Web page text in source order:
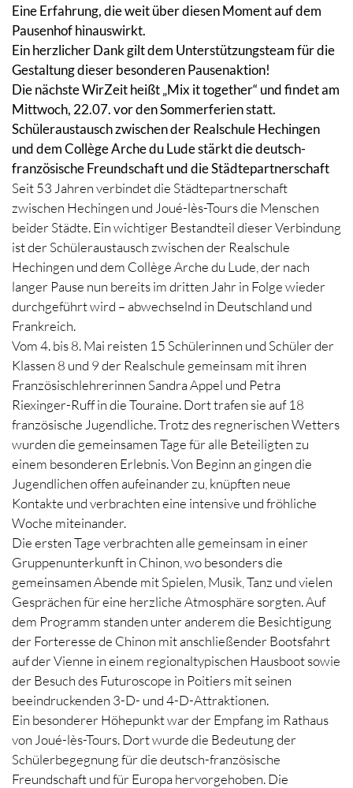
Eine Erfahrung, die weit über diesen Moment auf dem
Pausenhof hinauswirkt.
Ein herzlicher Dank gilt dem Unterstützungsteam für die
Gestaltung dieser besonderen Pausenaktion!
Die nächste WirZeit heißt „Mix it together“ und findet am
Mittwoch, 22.07. vor den Sommerferien statt.
Schüleraustausch zwischen der Realschule Hechingen
und dem Collège Arche du Lude stärkt die deutsch-
französische Freundschaft und die Städtepartnerschaft
Seit 53 Jahren verbindet die Städtepartnerschaft
zwischen Hechingen und Joué-lès-Tours die Menschen
beider Städte. Ein wichtiger Bestandteil dieser Verbindung
ist der Schüleraustausch zwischen der Realschule
Hechingen und dem Collège Arche du Lude, der nach
langer Pause nun bereits im dritten Jahr in Folge wieder
durchgeführt wird – abwechselnd in Deutschland und
Frankreich.
Vom 4. bis 8. Mai reisten 15 Schülerinnen und Schüler der
Klassen 8 und 9 der Realschule gemeinsam mit ihren
Französischlehrerinnen Sandra Appel und Petra
Riexinger-Ruff in die Touraine. Dort trafen sie auf 18
französische Jugendliche. Trotz des regnerischen Wetters
wurden die gemeinsamen Tage für alle Beteiligten zu
einem besonderen Erlebnis. Von Beginn an gingen die
Jugendlichen offen aufeinander zu, knüpften neue
Kontakte und verbrachten eine intensive und fröhliche
Woche miteinander.
Die ersten Tage verbrachten alle gemeinsam in einer
Gruppenunterkunft in Chinon, wo besonders die
gemeinsamen Abende mit Spielen, Musik, Tanz und vielen
Gesprächen für eine herzliche Atmosphäre sorgten. Auf
dem Programm standen unter anderem die Besichtigung
der Forteresse de Chinon mit anschließender Bootsfahrt
auf der Vienne in einem regionaltypischen Hausboot sowie
der Besuch des Futuroscope in Poitiers mit seinen
beeindruckenden 3-D- und 4-D-Attraktionen.
Ein besonderer Höhepunkt war der Empfang im Rathaus
von Joué-lès-Tours. Dort wurde die Bedeutung der
Schülerbegegnung für die deutsch-französische
Freundschaft und für Europa hervorgehoben. Die